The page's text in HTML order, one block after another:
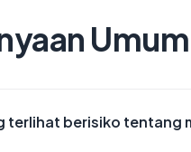
Umum
terlihat berisiko tentang